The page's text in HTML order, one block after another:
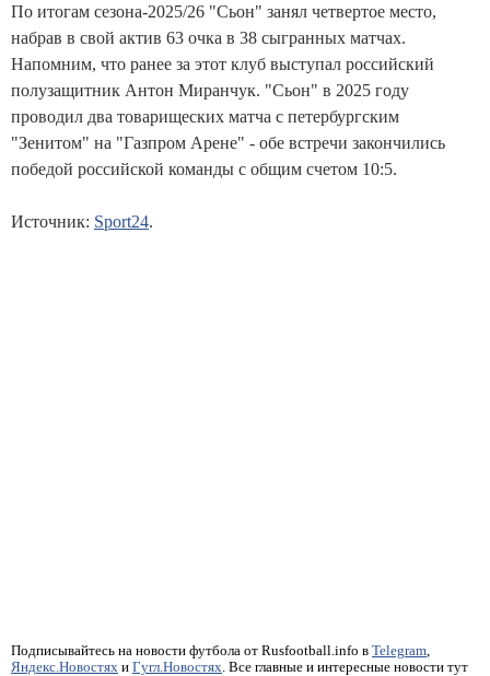
По итогам сезона-2025/26 "Сьон" занял четвертое место,
набрав в свой актив 63 очка в 38 сыгранных матчах.
Напомним, что ранее за этот клуб выступал российский
полузащитник Антон Миранчук. "Сьон" в 2025 году
проводил два товарищеских матча с петербургским
"Зенитом" на "Газпром Арене" - обе встречи закончились
победой российской команды с общим счетом 10:5.
Источник: Sport24.
Подписывайтесь на новости футбола от Rusfootball.info в Telegram
Яндекс.Новостях и Гугл.Новостях . Все главные и интересные новости тут